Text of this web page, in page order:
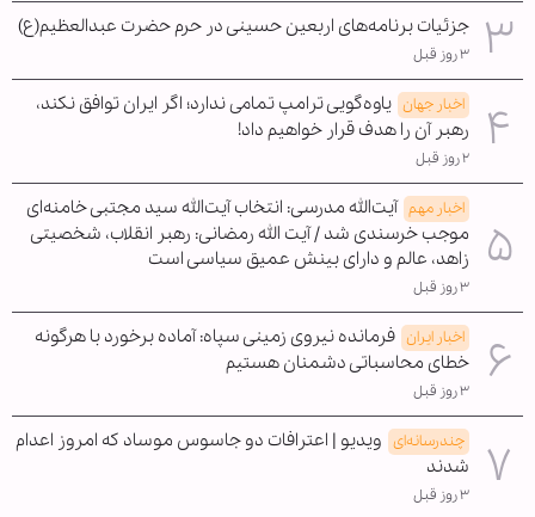
جزئیات برنامه‌های اربعین حسینی در حرم حضرت عبدالعظیم(ع)
۳ روز قبل
اخبار جهان یاوه‌گویی ترامپ تمامی ندارد؛ اگر ایران توافق نکند،
رهبر آن را هدف قرار خواهیم داد!
۲ روز قبل
اخبار مهم آیت‌الله مدرسی: انتخاب آیت‌الله سید مجتبی خامنه‌ای
موجب خرسندی شد / آیت الله رمضانی: رهبر انقلاب، شخصیتی
زاهد، عالم و دارای بینش عمیق سیاسی است
۳ روز قبل
اخبار ایران فرمانده نیروی زمینی سپاه: آماده برخورد با هرگونه
خطای محاسباتی دشمنان هستیم
۳ روز قبل
چندرسانه‌ای ویدیو | اعترافات دو جاسوس موساد که امروز اعدام
شدند
۳ روز قبل